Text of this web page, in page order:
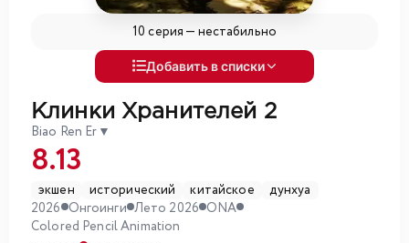
10 серия — нестабильно
Добавить в списки
Клинки Хранителей 2
Biao Ren Er ▼
8.13
экшен исторический китайское
дунхуа
2026 Онгоинги Лето 2026 ONA
Colored Pencil Animation